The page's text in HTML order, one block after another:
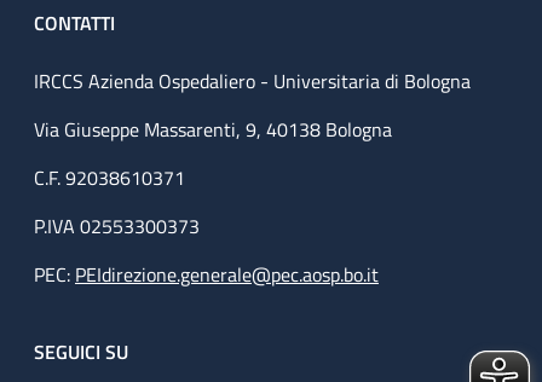
CONTATTI
IRCCS Azienda Ospedaliero - Universitaria di Bologna
Via Giuseppe Massarenti, 9, 40138 Bologna
C.F. 92038610371
P.IVA 02553300373
PEC: PEIdirezione.generale@pec.aosp.bo.it
SEGUICI SU